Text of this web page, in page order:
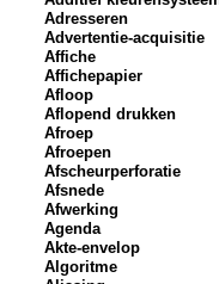
Adresseren
Advertentie-acquisitie
Affiche
Affichepapier
Afloop
Aflopend drukken
Afroep
Afroepen
Afscheurperforatie
Afsnede
Afwerking
Agenda
Akte-envelop
Algoritme